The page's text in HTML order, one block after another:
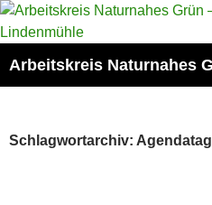
Zum
Inhalt
Schlagwortarchiv: Agendatag